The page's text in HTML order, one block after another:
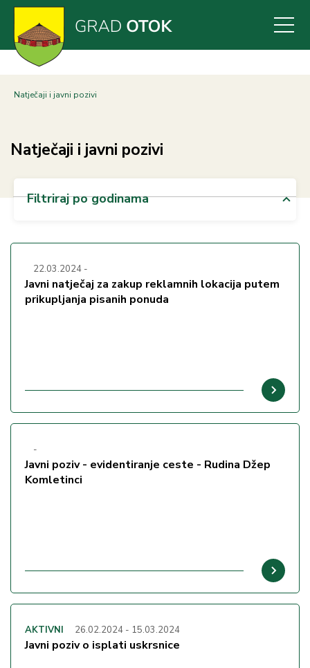
Skoči
glavni
sadržaj
Natječaji i javni pozivi
Natječaji i javni pozivi
Filtriraj po godinama
22.03.2024 -
Javni natječaj za zakup reklamnih lokacija putem
prikupljanja pisanih ponuda
-
Javni poziv - evidentiranje ceste - Rudina Džep
Komletinci
AKTIVNI 26.02.2024 - 15.03.2024
Javni poziv o isplati uskrsnice